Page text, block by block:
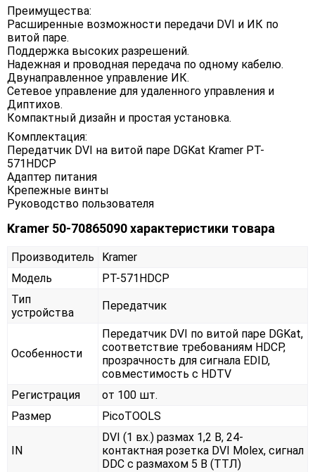
Преимущества:
Расширенные возможности передачи DVI и ИК по
витой паре.
Поддержка высоких разрешений.
Надежная и проводная передача по одному кабелю.
Двунаправленное управление ИК.
Сетевое управление для удаленного управления и
Диптихов.
Компактный дизайн и простая установка.
Комплектация:
Передатчик DVI на витой паре DGKat Kramer PT-
571HDCP
Адаптер питания
Крепежные винты
Руководство пользователя
Kramer 50-70865090 характеристики товара
Производитель
Kramer
Модель
PT-571HDCP
Тип
устройства
Передатчик
Особенности
Передатчик DVI по витой паре DGKat,
соответствие требованиям HDCP,
прозрачность для сигнала EDID,
совместимость с HDTV
Регистрация
от 100 шт.
Размер
PicoTOOLS
IN
DVI (1 вх.) размах 1,2 В, 24-
контактная розетка DVI Molex, сигнал
DDC с размахом 5 В (ТТЛ)